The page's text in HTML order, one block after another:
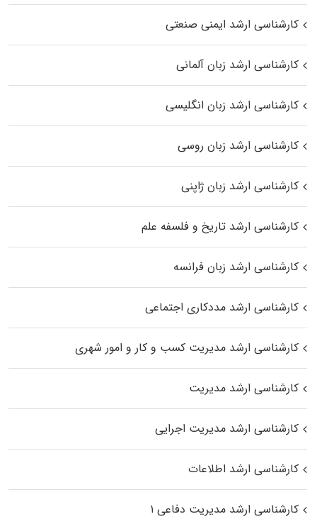
کارشناسی ارشد ایمنی صنعتی
کارشناسی ارشد زبان آلمانی
کارشناسی ارشد زبان انگلیسی
کارشناسی ارشد زبان روسی
کارشناسی ارشد زبان ژاپنی
کارشناسی ارشد تاریخ و فلسفه علم
کارشناسی ارشد زبان فرانسه
کارشناسی ارشد مددکاری اجتماعی
کارشناسی ارشد مدیریت کسب و کار و امور شهری
کارشناسی ارشد مدیریت
کارشناسی ارشد مدیریت اجرایی
کارشناسی ارشد اطلاعات
کارشناسی ارشد مدیریت دفاعی ۱